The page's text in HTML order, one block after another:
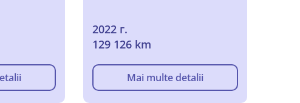
2022 г.
129 126 km
Mai multe detalii